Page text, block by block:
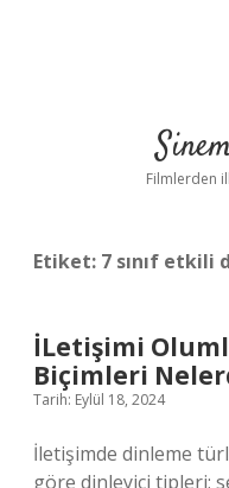
Filmlerden
Etiket: 7 sınıf etkili
İLetişimi
Biçimleri
Tarih: Eylül 18, 2024
İletişimde dinleme
göre dinleyici tipleri;